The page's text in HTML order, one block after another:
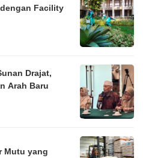
Facility
Drajat,
Arah Baru
Mutu yang